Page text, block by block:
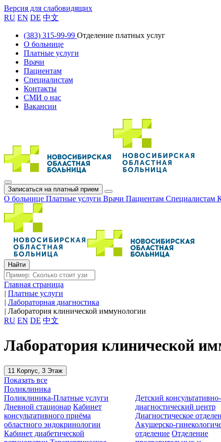
Версия для слабовидящих
RU EN DE 中文
(383) 315-99-99 Отделение платных услуг
О больнице
Платные услуги
Врачи
Пациентам
Специалистам
Контакты
СМИ о нас
Вакансии
Записаться на платный прием
О больнице Платные услуги Врачи Пациентам Специалистам
Главная страница
| Платные услуги
| Лабораторная диагностика
| Лаборатория клинической иммунологии
RU EN DE 中文
Лаборатория клинической
11 Корпус, 3 Этаж
Показать все
Поликлиника
Поликлиника-Платные услуги
Дневной стационар Кабинет
консультативного приёма
областного эндокринологии
Кабинет диабетической
Детский консультативно-
диагностический центр
Диагностическое
Акушерско-
отделение Отделение